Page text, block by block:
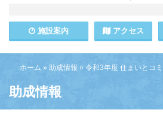
施設案内 アクセス
ホーム » 助成情報 » 令和3年度 住まいとコ
助成情報